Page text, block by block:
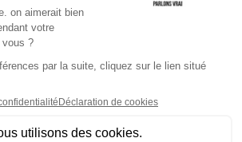
/ Android
l'application